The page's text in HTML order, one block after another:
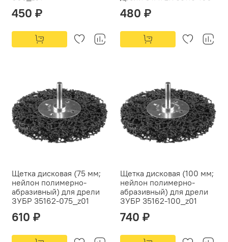
450 ₽ 480 ₽
Щетка дисковая (75 мм;
нейлон полимерно-
абразивный) для дрели
ЗУБР 35162-075_z01
610 ₽
Щетка дисковая (100 мм;
нейлон полимерно-
абразивный) для дрели
ЗУБР 35162-100_z01
740 ₽